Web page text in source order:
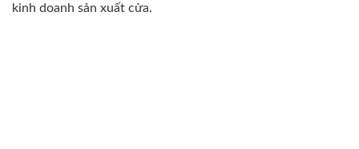
kinh doanh sản xuất cửa.